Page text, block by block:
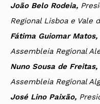
João Belo Rodeia,
Regional Lisboa e Vale
Fátima Guiomar Matos,
Assembleia Regional
Nuno Sousa de Freitas,
Assembleia Regional
José Lino Paixão,